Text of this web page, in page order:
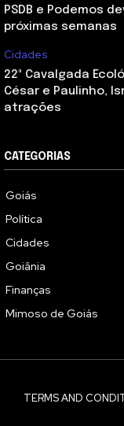
PSDB e Podemos
próximas semanas
Cidades
22ª Cavalgada
César e Paulinho,
atrações
CATEGORIAS
Goiás
Política
Cidades
Goiânia
Finanças
Mimoso de Goiás
TERMS AND